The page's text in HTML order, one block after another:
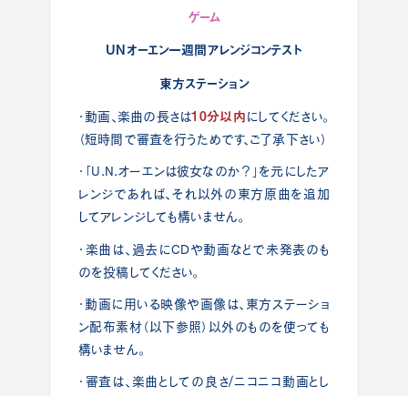
ゲーム
UNオーエン一週間アレンジコンテスト
東方ステーション
・動画、楽曲の長さは10分以内 にしてください。
（短時間で審査を行うためです、ご了承下さい）
・「U.N.オーエンは彼女なのか？」を元にしたア
レンジであれば、それ以外の東方原曲を追加
してアレンジしても構いません。
・楽曲は、過去にCDや動画などで未発表のも
のを投稿してください。
・動画に用いる映像や画像は、東方ステーショ
ン配布素材（以下参照）以外のものを使っても
構いません。
・審査は、楽曲としての良さ/ニコニコ動画とし